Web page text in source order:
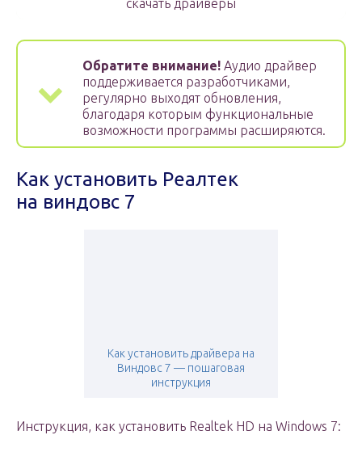
скачать драйверы
Обратите внимание! Аудио драйвер
поддерживается разработчиками,
регулярно выходят обновления,
благодаря которым функциональные
возможности программы расширяются.
Как установить Реалтек
на виндовс 7
Как установить драйвера на
Виндовс 7 — пошаговая
инструкция
Инструкция, как установить Realtek HD на Windows 7: